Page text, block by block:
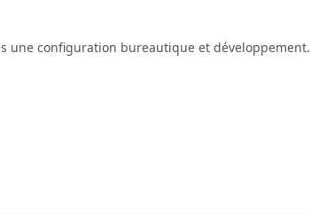
une configuration bureautique et développement.